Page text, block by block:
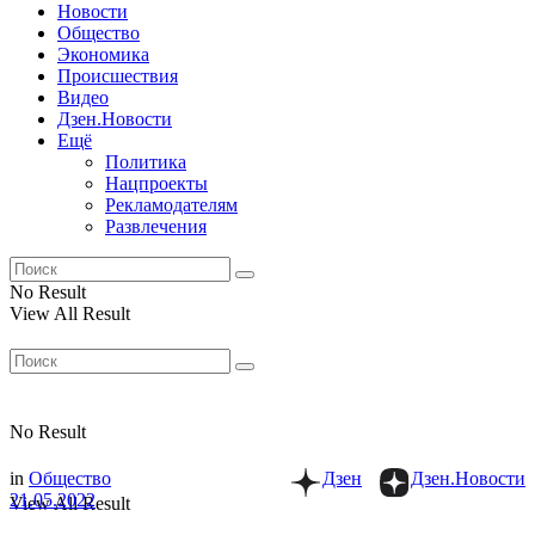
Новости
Общество
Экономика
Происшествия
Видео
Дзен.Новости
Ещё
Политика
Нацпроекты
Рекламодателям
Развлечения
No Result
View All Result
No Result
View All Result
Дзен.Новости
Дзен
in Общество
21.05.2022